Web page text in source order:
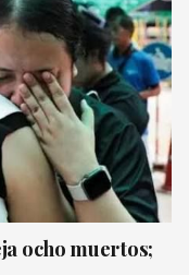
ocho muertos;